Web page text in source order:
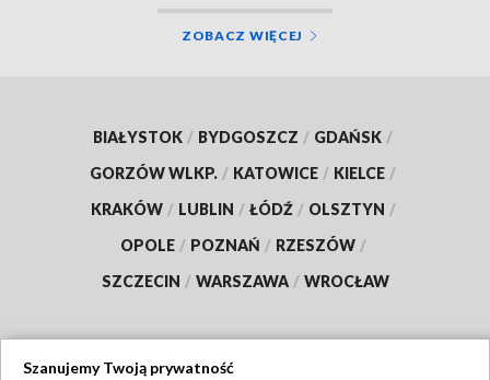
ZOBACZ WIĘCEJ
BIAŁYSTOK / BYDGOSZCZ / GDAŃSK /
GORZÓW WLKP. / KATOWICE / KIELCE /
KRAKÓW / LUBLIN / ŁÓDŹ / OLSZTYN /
OPOLE / POZNAŃ / RZESZÓW /
SZCZECIN / WARSZAWA / WROCŁAW
Szanujemy Twoją prywatność